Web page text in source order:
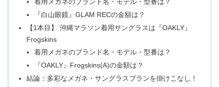
着用メガネのブランド名・モデル・型番は？
『白山眼鏡』GLAM RECの金額は？
【1本目】 沖縄マラソン着用サングラスは『OAKLY』
Frogskins
着用メガネのブランド名・モデル・型番は？
『OAKLY』Frogskins(A)の金額は？
結論：多彩なメガネ・サングラスブランを掛けこなし！